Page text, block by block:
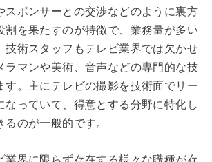
スポンサーとの交渉などのように裏方
割を果たすのが特徴で、業務量が多い
技術スタッフもテレビ業界では欠かせ
ラマンや美術、音声などの専門的な技
す。主にテレビの撮影を技術面でリー
なっていて、得意とする分野に特化し
のが一般的です。
業界に限らず存在する様々な職種が存